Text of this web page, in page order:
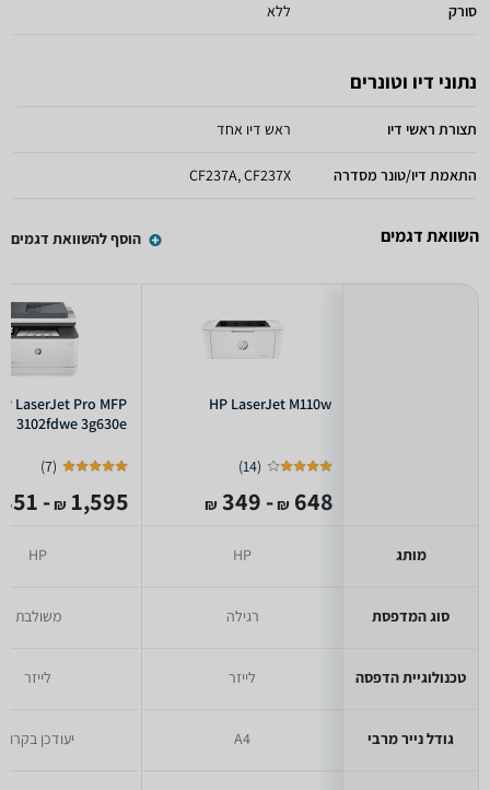
סורק ללא
נתוני דיו וטונרים
תצורת ראשי דיו ראש דיו אחד
התאמת דיו/טונר מסדרה CF237A, CF237X
השוואת דגמים הוסף להשוואת דגמים
מותג
סוג המדפסת
טכנולוגיית הדפסה
גודל נייר מרבי
HP LaserJet M110w
(
14
)
648
₪
- 349
₪
HP
רגילה
לייזר
A4
LaserJet Pro MFP
3102fdwe 3g630e
(
7
)
1,595
₪
- 851
HP
משולבת
לייזר
יעודכן בקרוב